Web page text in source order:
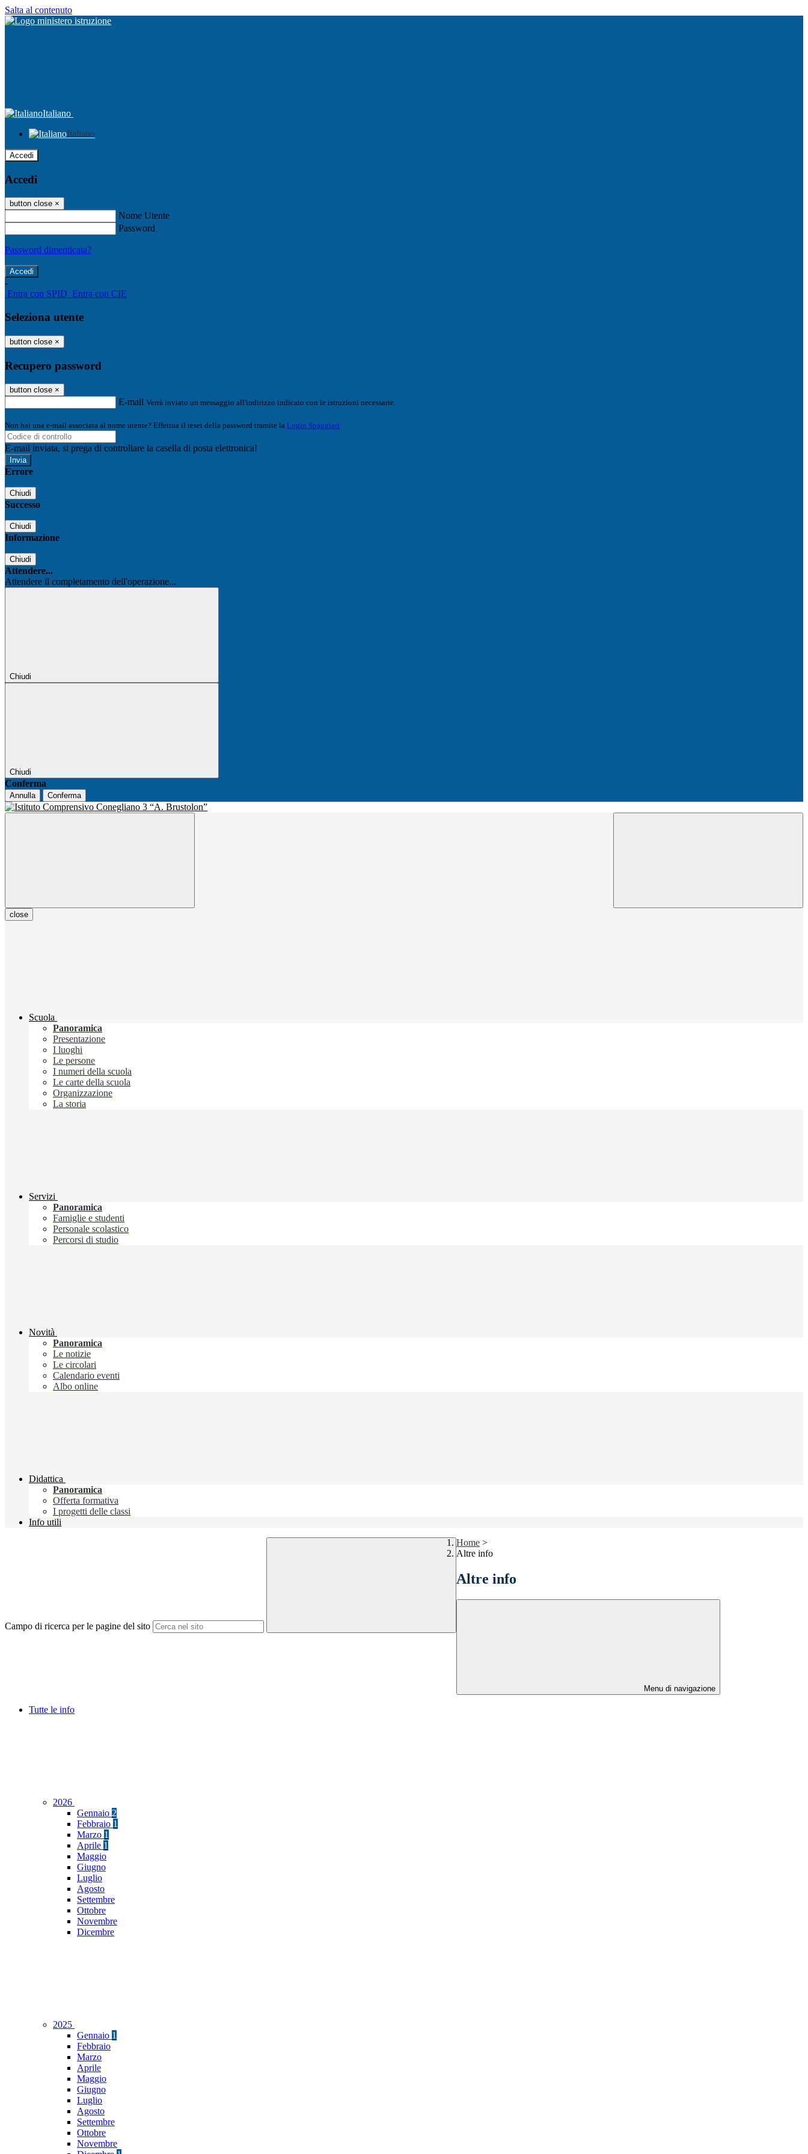
Salta al contenuto
Italiano
Italiano
Accedi
Accedi
button close ×
Nome Utente
Password
Password dimenticata?
-
Entra con SPID Entra con CIE
Seleziona utente
button close ×
Recupero password
button close ×
E-mail Verrà inviato un messaggio all'indirizzo indicato con le istruzioni necessarie.
Non hai una e-mail associata al nome utente? Effettua il reset della password tramite la Login Spaggiari
E-mail inviata, si prega di controllare la casella di posta elettronica!
Errore
Chiudi
Successo
Chiudi
Informazione
Chiudi
Attendere...
Attendere il completamento dell'operazione...
Chiudi
Chiudi
Conferma
Annulla Conferma
close
Scuola
Panoramica
Presentazione
I luoghi
Le persone
I numeri della scuola
Le carte della scuola
Organizzazione
La storia
Servizi
Panoramica
Famiglie e studenti
Personale scolastico
Percorsi di studio
Novità
Panoramica
Le notizie
Le circolari
Calendario eventi
Albo online
Didattica
Panoramica
Offerta formativa
I progetti delle classi
Info utili
Campo di ricerca per le pagine del sito
Home >
Altre info
Altre info
Menu di navigazione
Tutte le info
2026
Gennaio 2
Febbraio 1
Marzo 1
Aprile 1
Maggio
Giugno
Luglio
Agosto
Settembre
Ottobre
Novembre
Dicembre
2025
Gennaio 1
Febbraio
Marzo
Aprile
Maggio
Giugno
Luglio
Agosto
Settembre
Ottobre
Novembre